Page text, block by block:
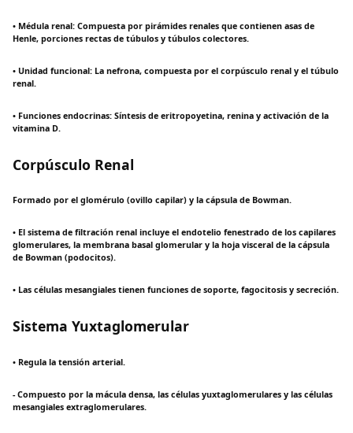
• Médula renal: Compuesta por pirámides renales que contienen asas de
Henle, porciones rectas de túbulos y túbulos colectores.
• Unidad funcional: La nefrona, compuesta por el corpúsculo renal y el túbulo
renal.
• Funciones endocrinas: Síntesis de eritropoyetina, renina y activación de la
vitamina D.
Corpúsculo Renal
Formado por el glomérulo (ovillo capilar) y la cápsula de Bowman.
• El sistema de filtración renal incluye el endotelio fenestrado de los capilares
glomerulares, la membrana basal glomerular y la hoja visceral de la cápsula
de Bowman (podocitos).
• Las células mesangiales tienen funciones de soporte, fagocitosis y secreción.
Sistema Yuxtaglomerular
• Regula la tensión arterial.
- Compuesto por la mácula densa, las células yuxtaglomerulares y las células
mesangiales extraglomerulares.